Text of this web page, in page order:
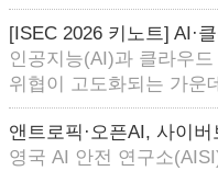
[ISEC 2026 키노트] AI·
인공지능(AI)과 클라우
위협이 고도화되는 가운
앤트로픽·오픈AI, 사이
영국 AI 안전 연구소